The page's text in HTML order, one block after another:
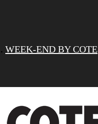
. WEEK-END BY COTE